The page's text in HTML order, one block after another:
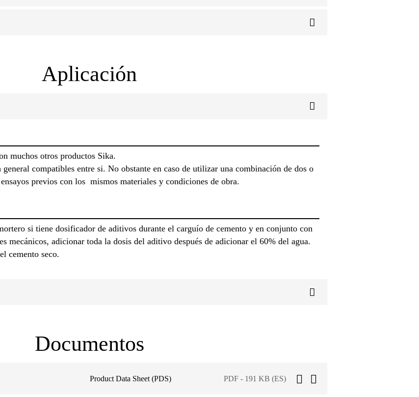
Aplicación
muchos otros productos Sika.
compatibles entre si. No obstante en caso de utilizar una combinación de dos o
previos con los mismos materiales y condiciones de obra.
si tiene dosificador de aditivos durante el carguío de cemento y en conjunto con
mecánicos, adicionar toda la dosis del aditivo después de adicionar el 60% del agua.
cemento seco.
Documentos
Product Data Sheet (PDS) PDF - 191 KB (ES)